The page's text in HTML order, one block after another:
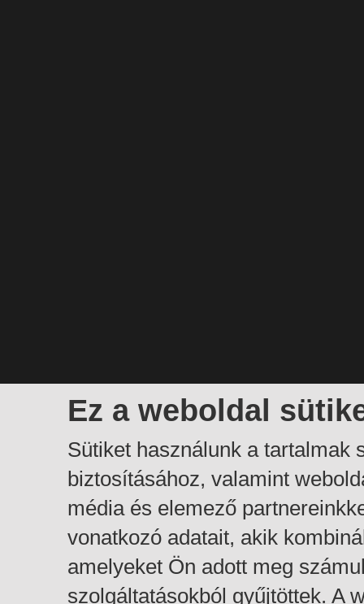
Ez a weboldal
Sütiket használunk a tartalmak
biztosításához, valamint
média és elemező
vonatkozó adatait, akik
amelyeket Ön adott meg
szolgáltatásokból gyűjtöttek. A